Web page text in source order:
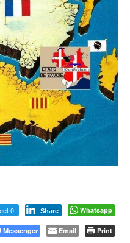
0 Share Whatsapp
Messenger Email Print